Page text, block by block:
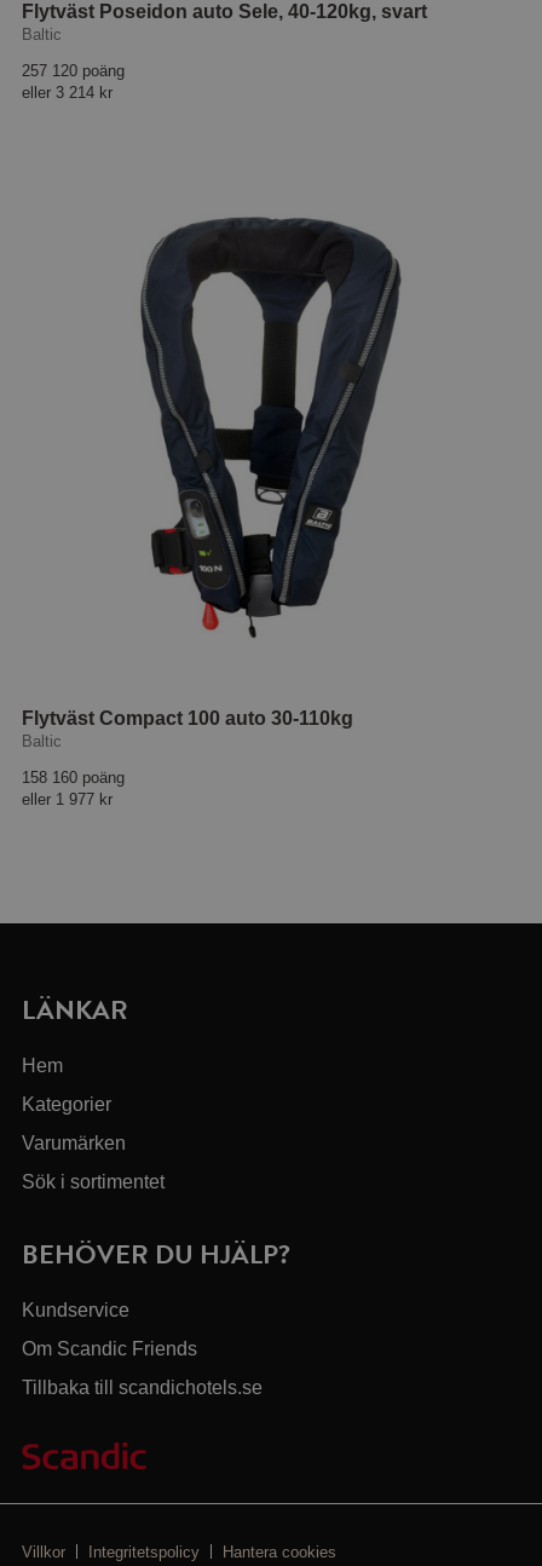
Flytväst Poseidon auto Sele, 40-120kg, svart
Baltic
257 120 poäng
eller 3 214 kr
Flytväst Compact 100 auto 30-110kg
Baltic
158 160 poäng
eller 1 977 kr
LÄNKAR
Hem
Kategorier
Varumärken
Sök i sortimentet
BEHÖVER DU HJÄLP?
Kundservice
Om Scandic Friends
Tillbaka till scandichotels.se
Villkor Integritetspolicy Hantera cookies